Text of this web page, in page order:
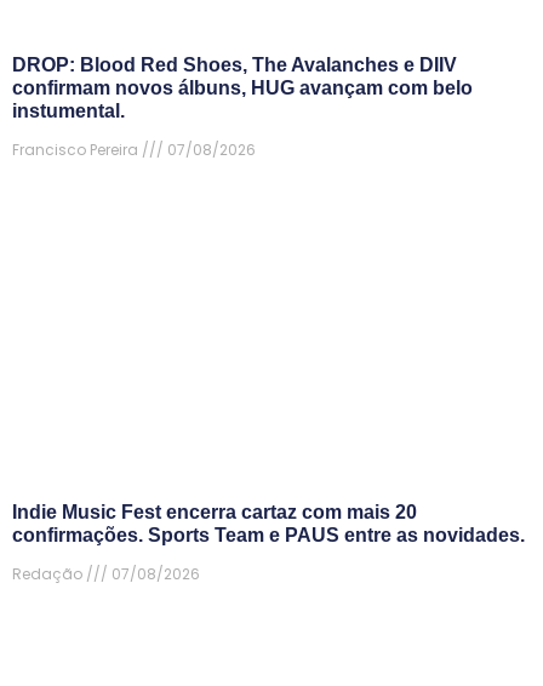
DROP: Blood Red Shoes, The Avalanches e DIIV
confirmam novos álbuns, HUG avançam com belo
instumental.
Francisco Pereira
07/08/2026
Indie Music Fest encerra cartaz com mais 20
confirmações. Sports Team e PAUS entre as novidades.
Redação
07/08/2026